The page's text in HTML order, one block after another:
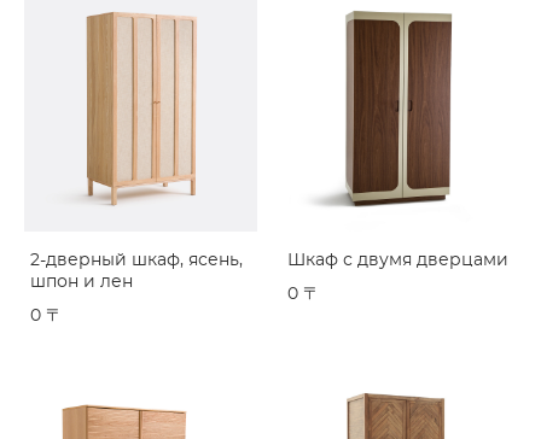
2-дверный шкаф, ясень,
шпон и лен
0 〒
Шкаф с двумя дверцами
0 〒